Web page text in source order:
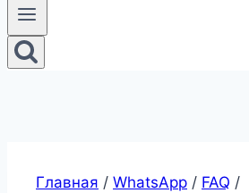
Главная / WhatsApp / FAQ /